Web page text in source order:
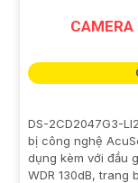
DS-2CD2047G3-
bị công nghệ
dụng kèm với đầu
WDR 130dB, trang